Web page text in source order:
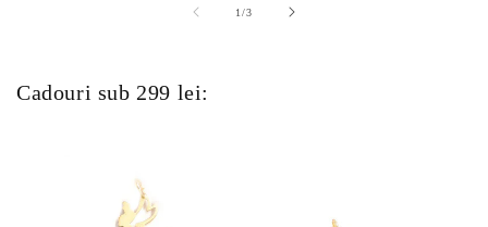
1/din
3
Cadouri sub 299 lei: